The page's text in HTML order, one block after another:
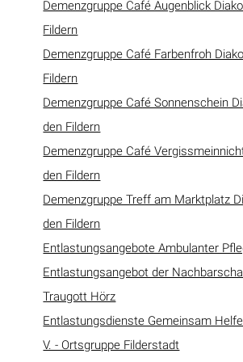
Demenzgruppe Café Augenblick
Fildern
Demenzgruppe Café Farbenfroh
Fildern
Demenzgruppe Café Sonnenschein
den Fildern
Demenzgruppe Café
den Fildern
Demenzgruppe Treff am Marktplatz
den Fildern
Entlastungsangebote Ambulanter
Entlastungsangebot der
Traugott Hörz
Entlastungsdienste Gemeinsam
V. - Ortsgruppe Filderstadt